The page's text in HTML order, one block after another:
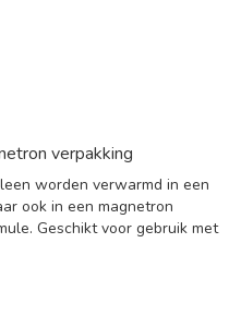
verpakking
worden verwarmd in een
ook in een magnetron
Geschikt voor gebruik met